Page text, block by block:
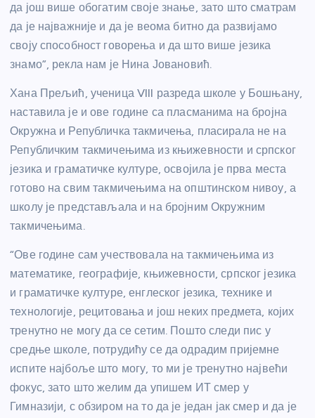
да још више обогатим своје знање, зато што сматрам
да је најважније и да је веома битно да развијамо
своју способност говорења и да што више језика
знамо”, рекла нам је Нина Јовановић.
Хана Прељић, ученица VIII разреда школе у Бошњану,
наставила је и ове године са пласманима на бројна
Окружна и Републичка такмичења, пласирала не на
Републичким такмичењима из књижевности и српског
језика и граматичке културе, освојила је прва места
готово на свим такмичењима на општинском нивоу, а
школу је представљала и на бројним Окружним
такмичењима.
“Ове године сам учествовала на такмичењима из
математике, географије, књижевности, српског језика
и граматичке културе, енглеског језика, технике и
технологије, рецитовања и још неких предмета, којих
тренутно не могу да се сетим. Пошто следи пис у
средње школе, потрудићу се да одрадим пријемне
испите најбоље што могу, то ми је тренутно највећи
фокус, зато што желим да упишем ИТ смер у
Гимназији, с обзиром на то да је један јак смер и да је